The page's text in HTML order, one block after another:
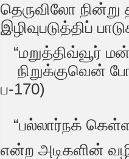
தெருவிலோ நின்று
இழிவுபடுத்திப்
“மறுத்திவ்வூர்
நிறுக்குவென்
ப-170)
“பல்லார்நக்
என்ற அடிகளின்